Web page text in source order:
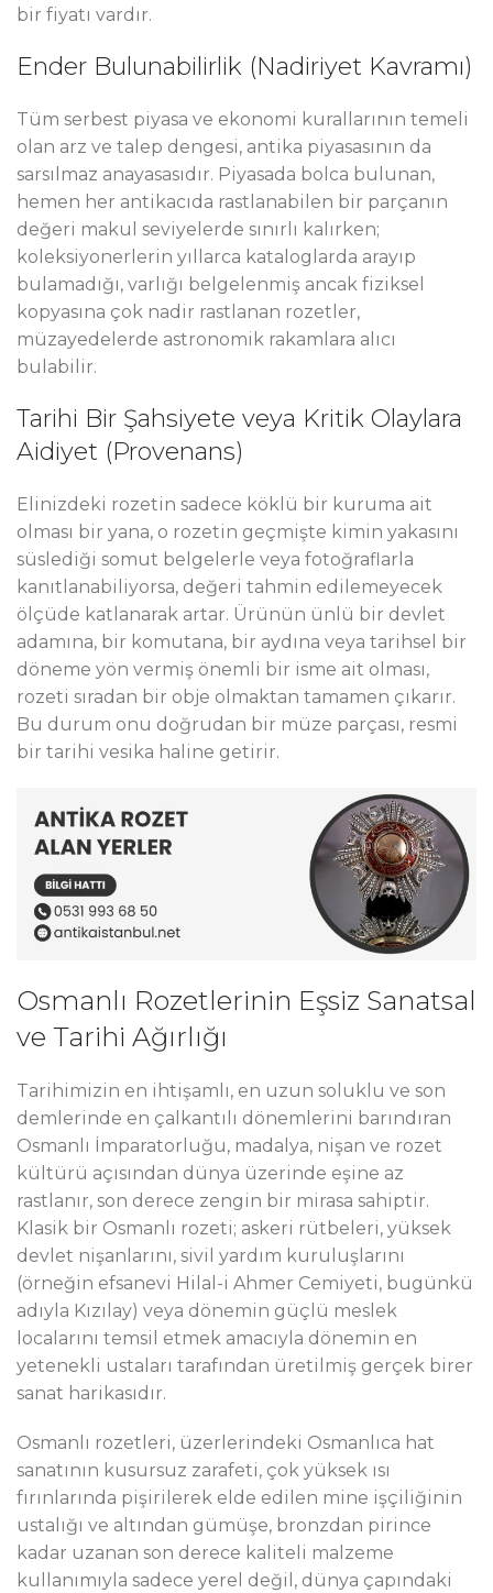
bir fiyatı vardır.
Ender Bulunabilirlik (Nadiriyet Kavramı)
Tüm serbest piyasa ve ekonomi kurallarının temeli
olan arz ve talep dengesi, antika piyasasının da
sarsılmaz anayasasıdır. Piyasada bolca bulunan,
hemen her antikacıda rastlanabilen bir parçanın
değeri makul seviyelerde sınırlı kalırken;
koleksiyonerlerin yıllarca kataloglarda arayıp
bulamadığı, varlığı belgelenmiş ancak fiziksel
kopyasına çok nadir rastlanan rozetler,
müzayedelerde astronomik rakamlara alıcı
bulabilir.
Tarihi Bir Şahsiyete veya Kritik Olaylara
Aidiyet (Provenans)
Elinizdeki rozetin sadece köklü bir kuruma ait
olması bir yana, o rozetin geçmişte kimin yakasını
süslediği somut belgelerle veya fotoğraflarla
kanıtlanabiliyorsa, değeri tahmin edilemeyecek
ölçüde katlanarak artar. Ürünün ünlü bir devlet
adamına, bir komutana, bir aydına veya tarihsel bir
döneme yön vermiş önemli bir isme ait olması,
rozeti sıradan bir obje olmaktan tamamen çıkarır.
Bu durum onu doğrudan bir müze parçası, resmi
bir tarihi vesika haline getirir.
Osmanlı Rozetlerinin Eşsiz Sanatsal
ve Tarihi Ağırlığı
Tarihimizin en ihtişamlı, en uzun soluklu ve son
demlerinde en çalkantılı dönemlerini barındıran
Osmanlı İmparatorluğu, madalya, nişan ve rozet
kültürü açısından dünya üzerinde eşine az
rastlanır, son derece zengin bir mirasa sahiptir.
Klasik bir Osmanlı rozeti; askeri rütbeleri, yüksek
devlet nişanlarını, sivil yardım kuruluşlarını
(örneğin efsanevi Hilal-i Ahmer Cemiyeti, bugünkü
adıyla Kızılay) veya dönemin güçlü meslek
localarını temsil etmek amacıyla dönemin en
yetenekli ustaları tarafından üretilmiş gerçek birer
sanat harikasıdır.
Osmanlı rozetleri, üzerlerindeki Osmanlıca hat
sanatının kusursuz zarafeti, çok yüksek ısı
fırınlarında pişirilerek elde edilen mine işçiliğinin
ustalığı ve altından gümüşe, bronzdan pirince
kadar uzanan son derece kaliteli malzeme
kullanımıyla sadece yerel değil, dünya çapındaki